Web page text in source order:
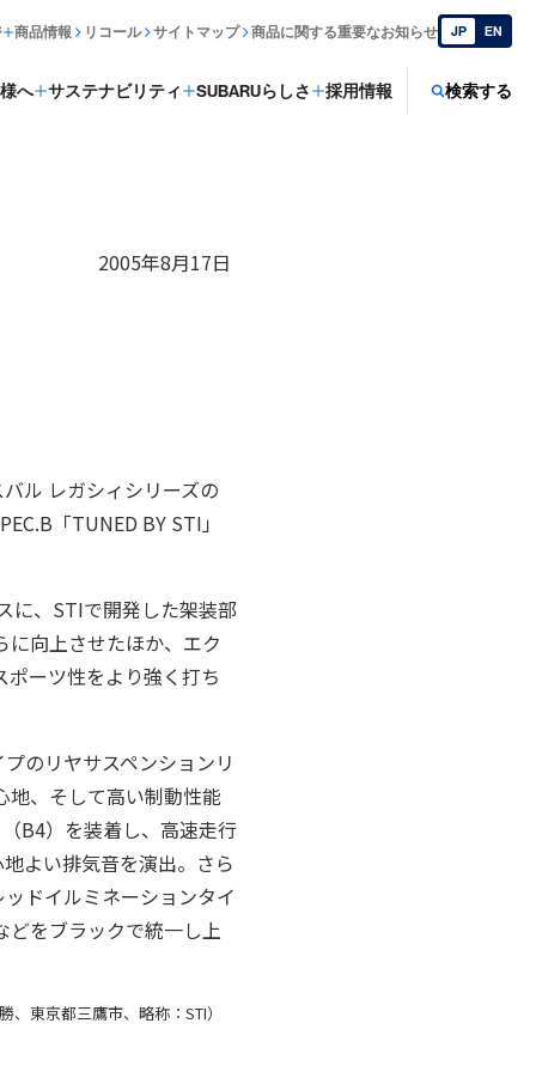
へ サステナビリティ SUBARUらしさ 採用情報 検索する
商品情報 リコール サイトマップ 商品に関する重要なお知らせ JP EN
2005年8月17日
ル レガシィシリーズの
「TUNED BY STI」
に、STIで開発した架装部
向上させたほか、エク
ーツ性をより強く打ち
のリヤサスペンションリ
地、そして高い制動性能
B4）を装着し、高速走行
よい排気音を演出。さら
ドイルミネーションタイ
どをブラックで統一し上
東京都三鷹市、略称：STI）